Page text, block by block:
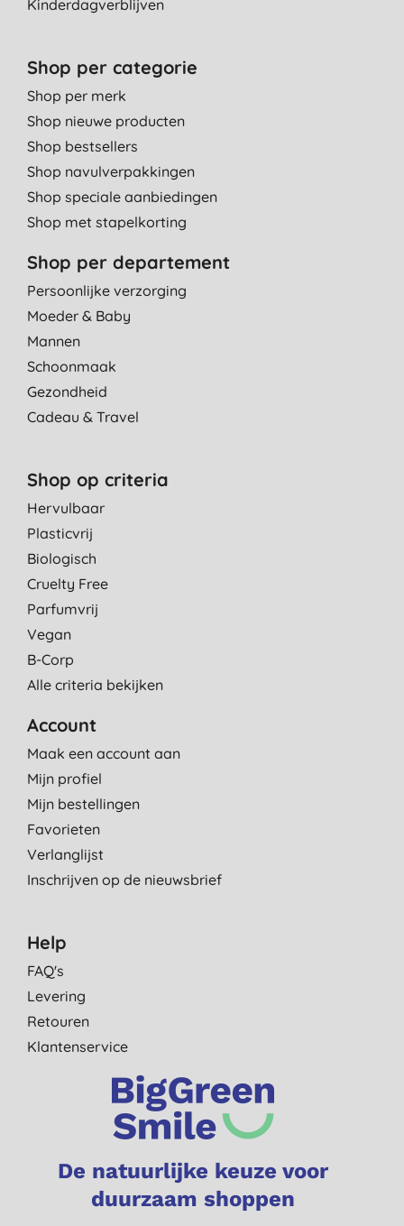
Kinderdagverblijven
Shop per categorie
Shop per merk
Shop nieuwe producten
Shop bestsellers
Shop navulverpakkingen
Shop speciale aanbiedingen
Shop met stapelkorting
Shop per departement
Persoonlijke verzorging
Moeder & Baby
Mannen
Schoonmaak
Gezondheid
Cadeau & Travel
Shop op criteria
Hervulbaar
Plasticvrij
Biologisch
Cruelty Free
Parfumvrij
Vegan
B-Corp
Alle criteria bekijken
Account
Maak een account aan
Mijn profiel
Mijn bestellingen
Favorieten
Verlanglijst
Inschrijven op de nieuwsbrief
Help
FAQ's
Levering
Retouren
Klantenservice
De natuurlijke keuze voor
duurzaam shoppen